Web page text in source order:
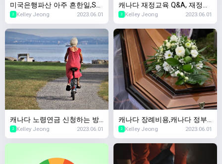
미국은행파산 아주 흔한일,SV
B파산 SNBY파산 마찬가지! 캐
나다 경제수업~
2 Kelley Jeong 2023.06.01
캐나다 재정교육 Q&A, 재정교
육을 왜 무료로 하세요? 돈벌
려는 수작인가요?
2 Kelley Jeong 2023.06.01
캐나다 노령연금 신청하는 방
법,캐나다 OAS(Old Age Secu
rity) 2023년 스케줄
2 Kelley Jeong 2023.06.01
캐나다 장례비용,캐나다 정부
에서 장례지원을 해주나요? 캐
나다 국민연금 사망보험금
2 Kelley Jeong 2023.06.01